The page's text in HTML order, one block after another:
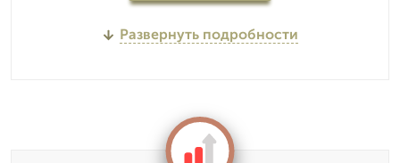
Развернуть подробности